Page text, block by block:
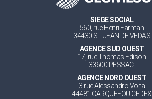
SIEGE SOCIAL
560, rue Henri Farman
34430 ST JEAN DE VEDAS
AGENCE SUD OUEST
17, rue Thomas Edison
33600 PESSAC
AGENCE NORD OUEST
3 rue Alessandro Volta
44481 CARQUEFOU CEDEX